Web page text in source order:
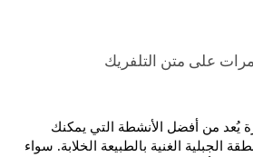
يُعد من أفضل الأنشطة التي يمكنك
الجبلية الغنية بالطبيعة الخلابة. سواء